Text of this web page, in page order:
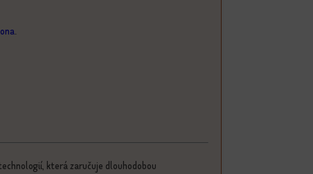
.
která zaručuje dlouhodobou